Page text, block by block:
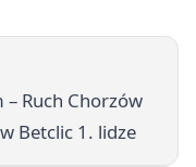
Ruch Chorzów
Betclic 1. lidze